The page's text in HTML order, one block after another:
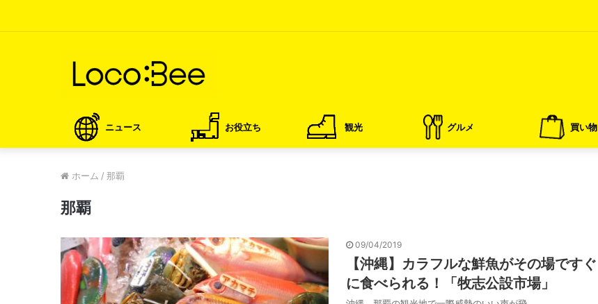
ニュース お役立ち 観光 グルメ 買い物
ホーム / 那覇
那覇
09/04/2019
【沖縄】カラフルな鮮魚がその場ですぐ
に食べられる！「牧志公設市場」